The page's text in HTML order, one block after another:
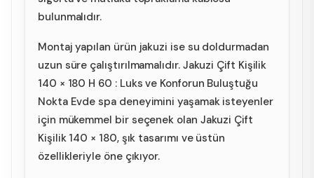
bulunmalıdır.
Montaj yapılan ürün jakuzi ise su doldurmadan
uzun süre çalıştırılmamalıdır. Jakuzi Çift Kişilik
140 × 180 H 60 : Luks ve Konforun Buluştuğu
Nokta Evde spa deneyimini yaşamak isteyenler
için mükemmel bir seçenek olan Jakuzi Çift
Kişilik 140 × 180, şık tasarımı ve üstün
özellikleriyle öne çıkıyor.